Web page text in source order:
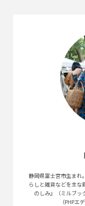
静岡県富士宮市生まれ
らしと雑貨などを主な
のしみ』（ミルブッ
（PHPエ